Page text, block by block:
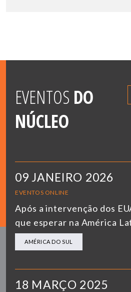
EVENTOS DO
NÚCLEO
09 JANEIRO 2026
EVENTOS ONLINE
Após a intervenção dos
que esperar na América
AMÉRICA DO SUL
18 MARÇO 2025